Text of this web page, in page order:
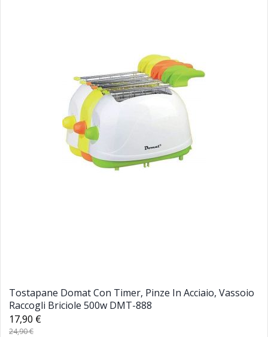
Tostapane Domat Con Timer, Pinze In Acciaio, Vassoio
Raccogli Briciole 500w DMT-888
17,90 €
24,90 €